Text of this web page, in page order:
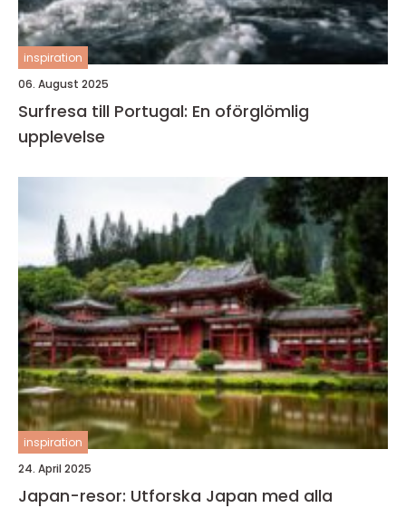
inspiration
06. August 2025
Surfresa till Portugal: En oförglömlig
upplevelse
inspiration
24. April 2025
Japan-resor: Utforska Japan med alla